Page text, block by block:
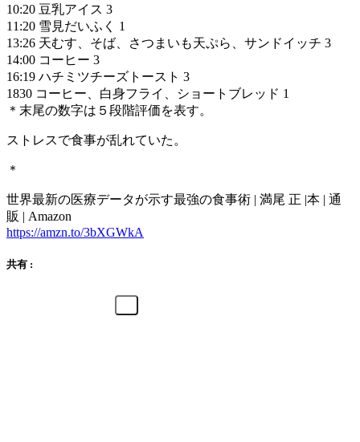
10:20 豆乳アイス 3
11:20 雪見だいふく 1
13:26 天むす、そば、さつまいも天ぷら、サンドイッチ 3
14:00 コーヒー 3
16:19 ハチミツチーズトースト 3
1830 コーヒー、白身フライ、ショートブレッド 1
＊末尾の数字は５段階評価を表す。
ストレスで食事が乱れていた。
＊
世界最新の医療データが示す最強の食事術 | 満尾 正 |本 | 通
販 | Amazon
https://amzn.to/3bXGWkA
共有 :